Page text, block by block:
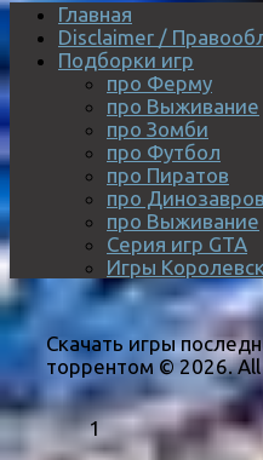
Главная
Disclaimer /
Подборки игр
про Ферму
про Выживание
про Зомби
про Футбол
про Пиратов
про Динозавров
про Выживание
Серия игр GTA
Игры
Скачать игры
торрентом © 2026. All
1